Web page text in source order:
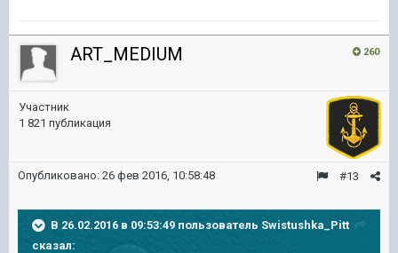
260
ART_MEDIUM
Участник
1 821 публикация
#13
Опубликовано: 26 фев 2016, 10:58:48
В 26.02.2016 в 09:53:49 пользователь Swistushka_Pitt
сказал: